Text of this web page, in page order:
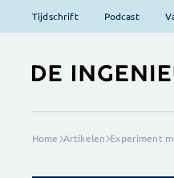
Tijdschrift Podcast
Home Artikelen Experiment